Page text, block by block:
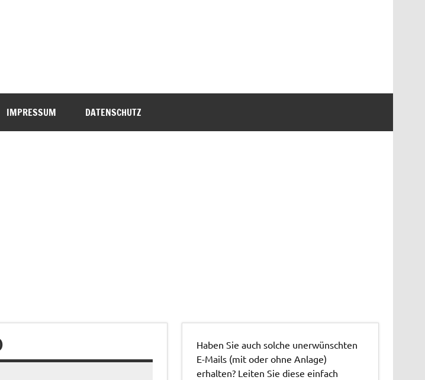
IMPRESSUM DATENSCHUTZ
Haben Sie auch solche unerwünschten
E-Mails (mit oder ohne Anlage)
erhalten? Leiten Sie diese einfach